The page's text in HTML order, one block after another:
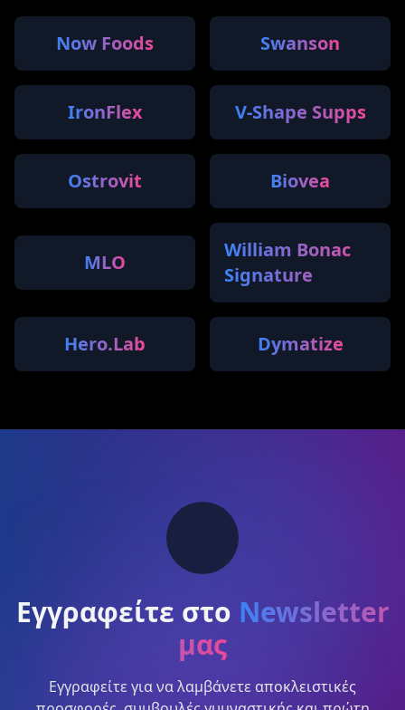
Now Foods Swanson
IronFlex V-Shape Supps
Ostrovit Biovea
MLO
William Bonac
Signature
Hero.Lab Dymatize
Εγγραφείτε στο Newsletter
μας
Εγγραφείτε για να λαμβάνετε αποκλειστικές